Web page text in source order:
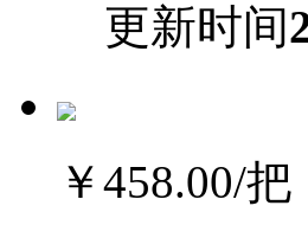
更新时间
￥458.00/把